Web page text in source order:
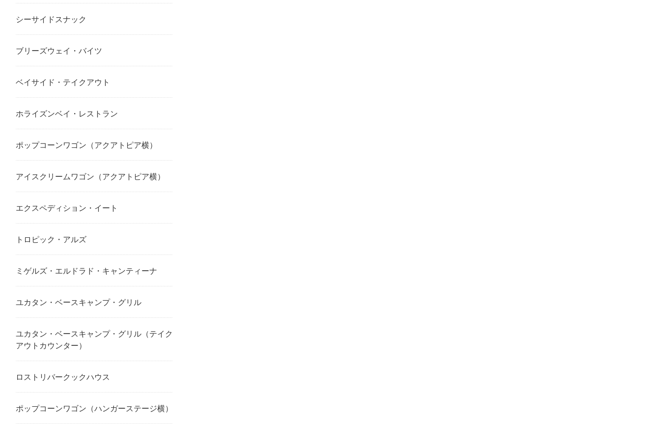
シーサイドスナック
ブリーズウェイ・バイツ
ベイサイド・テイクアウト
ホライズンベイ・レストラン
ポップコーンワゴン（アクアトピア横）
アイスクリームワゴン（アクアトピア横）
エクスペディション・イート
トロピック・アルズ
ミゲルズ・エルドラド・キャンティーナ
ユカタン・ベースキャンプ・グリル
ユカタン・ベースキャンプ・グリル（テイク
アウトカウンター）
ロストリバークックハウス
ポップコーンワゴン（ハンガーステージ横）